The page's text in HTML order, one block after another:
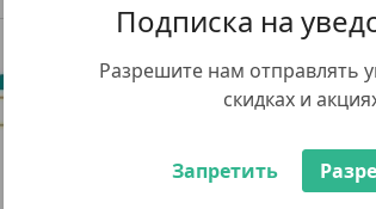
Подписка на
Разрешите нам отправлять
скидках и
Запретить